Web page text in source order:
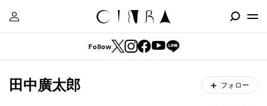
Follow
田中廣太郎 フォロー